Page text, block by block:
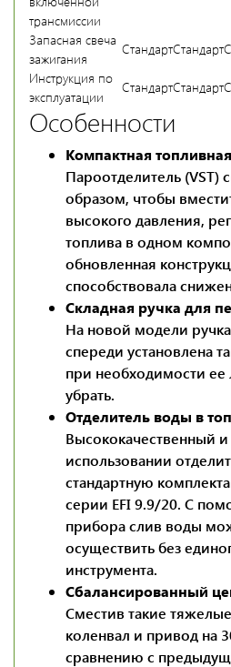
трансмиссии
Запасная свеча
зажигания
СтандартСтандарт
Инструкция по
эксплуатации
СтандартСтандарт
Особенности
Компактная
Пароотделитель (VST)
образом, чтобы
высокого давления,
топлива в одном
обновленная
способствовала
Складная ручка для
На новой модели
спереди установлена
при необходимости
убрать.
Отделитель воды в
Высококачественный и
использовании
стандартную
серии EFI 9.9/20. С
прибора слив воды
осуществить без
инструмента.
Сбалансированный
Сместив такие
коленвал и привод на
сравнению с